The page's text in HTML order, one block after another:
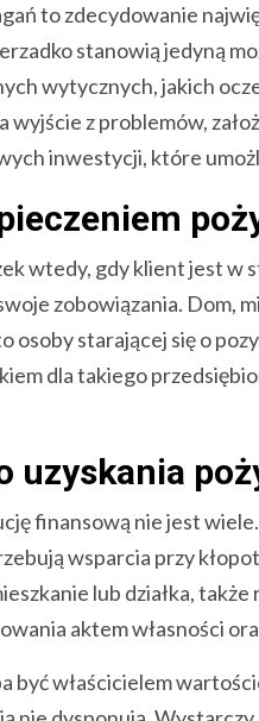
to zdecydowanie
stanowią jedyną
wytycznych, jakich
z problemów,
inwestycji, które
wtedy, gdy klient jest w
zobowiązania. Dom,
starającej się o
dla takiego
uzyskania
finansową nie jest wiele.
wsparcia przy
lub działka,
aktem własności
być właścicielem